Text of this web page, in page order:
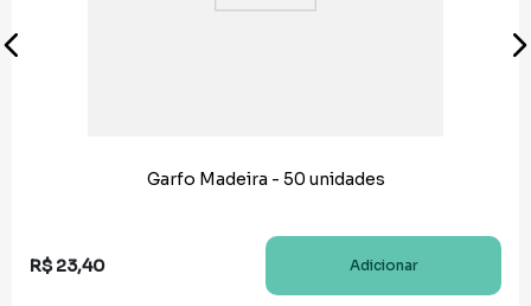
Garfo Madeira - 50 unidades
R$ 23,40 Adicionar